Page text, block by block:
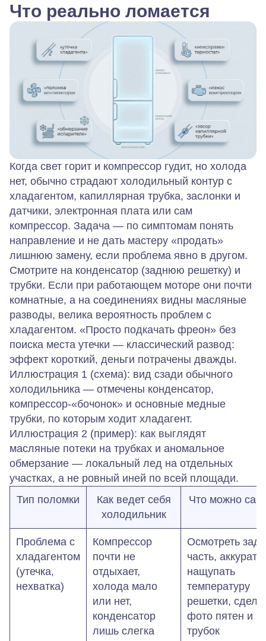
Что реально ломается
Когда свет горит и компрессор гудит, но холода
нет, обычно страдают холодильный контур с
хладагентом, капиллярная трубка, заслонки и
датчики, электронная плата или сам
компрессор. Задача — по симптомам понять
направление и не дать мастеру «продать»
лишнюю замену, если проблема явно в другом.
Смотрите на конденсатор (заднюю решетку) и
трубки. Если при работающем моторе они почти
комнатные, а на соединениях видны масляные
разводы, велика вероятность проблем с
хладагентом. «Просто подкачать фреон» без
поиска места утечки — классический развод:
эффект короткий, деньги потрачены дважды.
Иллюстрация 1 (схема): вид сзади обычного
холодильника — отмечены конденсатор,
компрессор‑«бочонок» и основные медные
трубки, по которым ходит хладагент.
Иллюстрация 2 (пример): как выглядят
масляные потеки на трубках и аномальное
обмерзание — локальный лед на отдельных
участках, а не ровный иней по всей площади.
Тип поломки
Как ведет себя
холодильник
Что можно
Проблема с
хладагентом
(утечка,
нехватка)
Компрессор
почти не
отдыхает,
холода мало
или нет,
конденсатор
лишь слегка
Осмотреть
часть,
нащупать
температуру
решетки,
фото пятен и
трубок